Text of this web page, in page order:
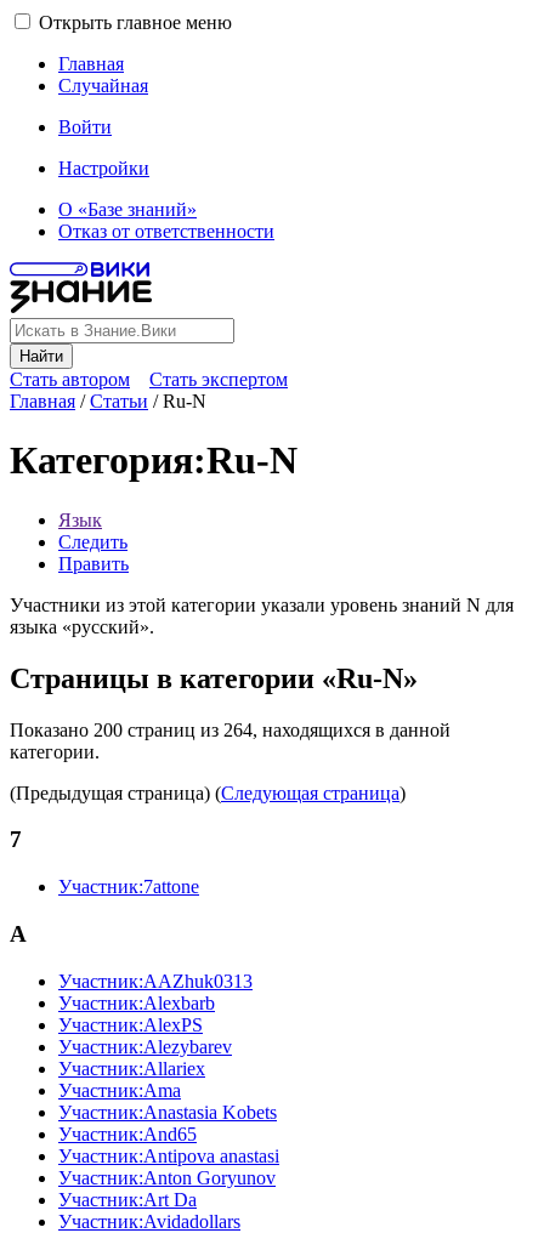
Открыть главное меню
Главная
Случайная
Войти
Настройки
О «Базе знаний»
Отказ от ответственности
Найти
Стать автором
Стать экспертом
Главная /Статьи /Ru-N
Категория:Ru-N
Язык
Следить
Править
Участники из этой категории указали уровень знаний N для
языка «русский».
Страницы в категории «Ru-N»
Показано 200 страниц из 264, находящихся в данной
категории.
(Предыдущая страница) (Следующая страница)
7
Участник:7attone
A
Участник:AAZhuk0313
Участник:Alexbarb
Участник:AlexPS
Участник:Alezybarev
Участник:Allariex
Участник:Ama
Участник:Anastasia Kobets
Участник:And65
Участник:Antipova anastasi
Участник:Anton Goryunov
Участник:Art Da
Участник:Avidadollars